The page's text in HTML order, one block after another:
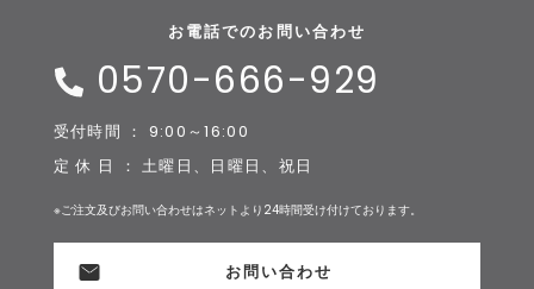
お電話でのお問い合わせ
0570-666-929
受付時間 ： 9:00～16:00
定 休 日 ： 土曜日、日曜日、祝日
※ご注文及びお問い合わせはネットより24時間受け付けております。
お問い合わせ